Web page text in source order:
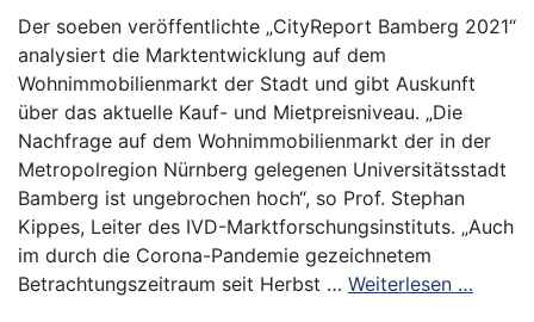
Der soeben veröffentlichte „CityReport Bamberg 2021“
analysiert die Marktentwicklung auf dem
Wohnimmobilienmarkt der Stadt und gibt Auskunft
über das aktuelle Kauf- und Mietpreisniveau. „Die
Nachfrage auf dem Wohnimmobilienmarkt der in der
Metropolregion Nürnberg gelegenen Universitätsstadt
Bamberg ist ungebrochen hoch“, so Prof. Stephan
Kippes, Leiter des IVD-Marktforschungsinstituts. „Auch
im durch die Corona-Pandemie gezeichnetem
Betrachtungszeitraum seit Herbst … Weiterlesen …